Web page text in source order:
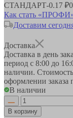
СТАНДАРТ-0.17 ₽
Как стать «ПРОФИ»
Доставим
Доставка
Доставка в день
период с 8:00 до
наличии.
оформлении заказа
В наличии
В корзину